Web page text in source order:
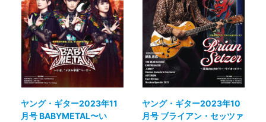
ヤング・ギター2023年11
月号 BABYMETAL〜い
ヤング・ギター2023年10
月号 ブライアン・セッツァ